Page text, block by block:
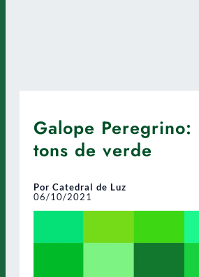
Galope
tons de verde
Por Catedral de Luz
06/10/2021